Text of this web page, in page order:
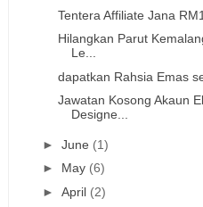
Tentera Affiliate Jana
Hilangkan Parut
Le...
dapatkan Rahsia Emas
Jawatan Kosong Akaun
Designe...
► June (1)
► May (6)
► April (2)